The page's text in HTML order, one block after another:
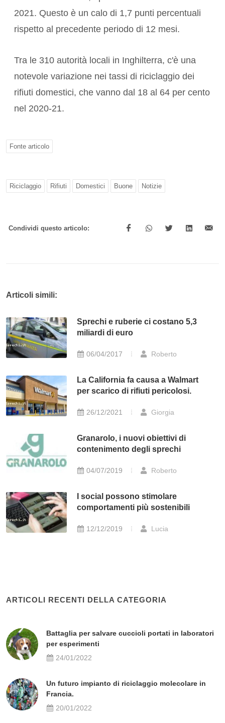
2021. Questo è un calo di 1,7 punti percentuali
rispetto al precedente periodo di 12 mesi.
Tra le 310 autorità locali in Inghilterra, c'è una
notevole variazione nei tassi di riciclaggio dei
rifiuti domestici, che vanno dal 18 al 64 per cento
nel 2020-21.
Fonte articolo
Riciclaggio Rifiuti Domestici Buone Notizie
Condividi questo articolo:
Articoli simili:
Sprechi e ruberie ci costano 5,3
miliardi di euro
06/04/2017 Roberto
La California fa causa a Walmart
per scarico di rifiuti pericolosi.
26/12/2021 Giorgia
Granarolo, i nuovi obiettivi di
contenimento degli sprechi
04/07/2019 Roberto
I social possono stimolare
comportamenti più sostenibili
12/12/2019 Lucia
ARTICOLI RECENTI DELLA CATEGORIA
Battaglia per salvare cuccioli portati in laboratori
per esperimenti
24/01/2022
Un futuro impianto di riciclaggio molecolare in
Francia.
20/01/2022